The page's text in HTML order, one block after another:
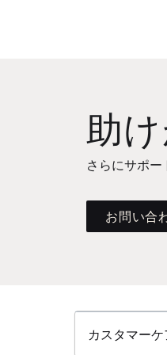
助
さらにサポー
お問い合
カスタマーケ